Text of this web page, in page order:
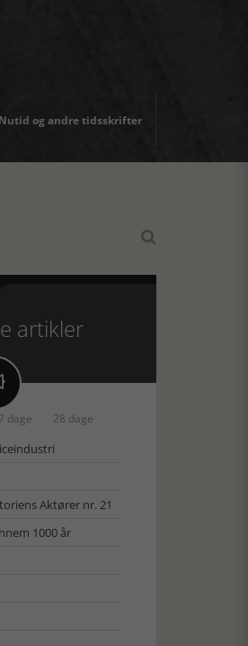
og andre tidsskrifter

artikler
7 dage 28 dage
Aktører nr. 21
1000 år